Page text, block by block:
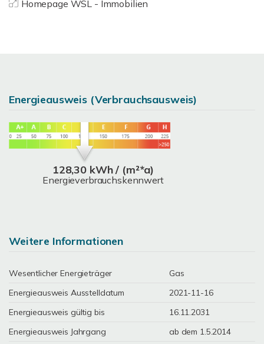
Homepage WSL - Immobilien
Energieausweis (Verbrauchsausweis)
128,30 kWh / (m²*a)
Energieverbrauchskennwert
Weitere Informationen
Wesentlicher Energieträger
Gas
Energieausweis Ausstelldatum
2021-11-16
Energieausweis gültig bis
16.11.2031
Energieausweis Jahrgang
ab dem 1.5.2014